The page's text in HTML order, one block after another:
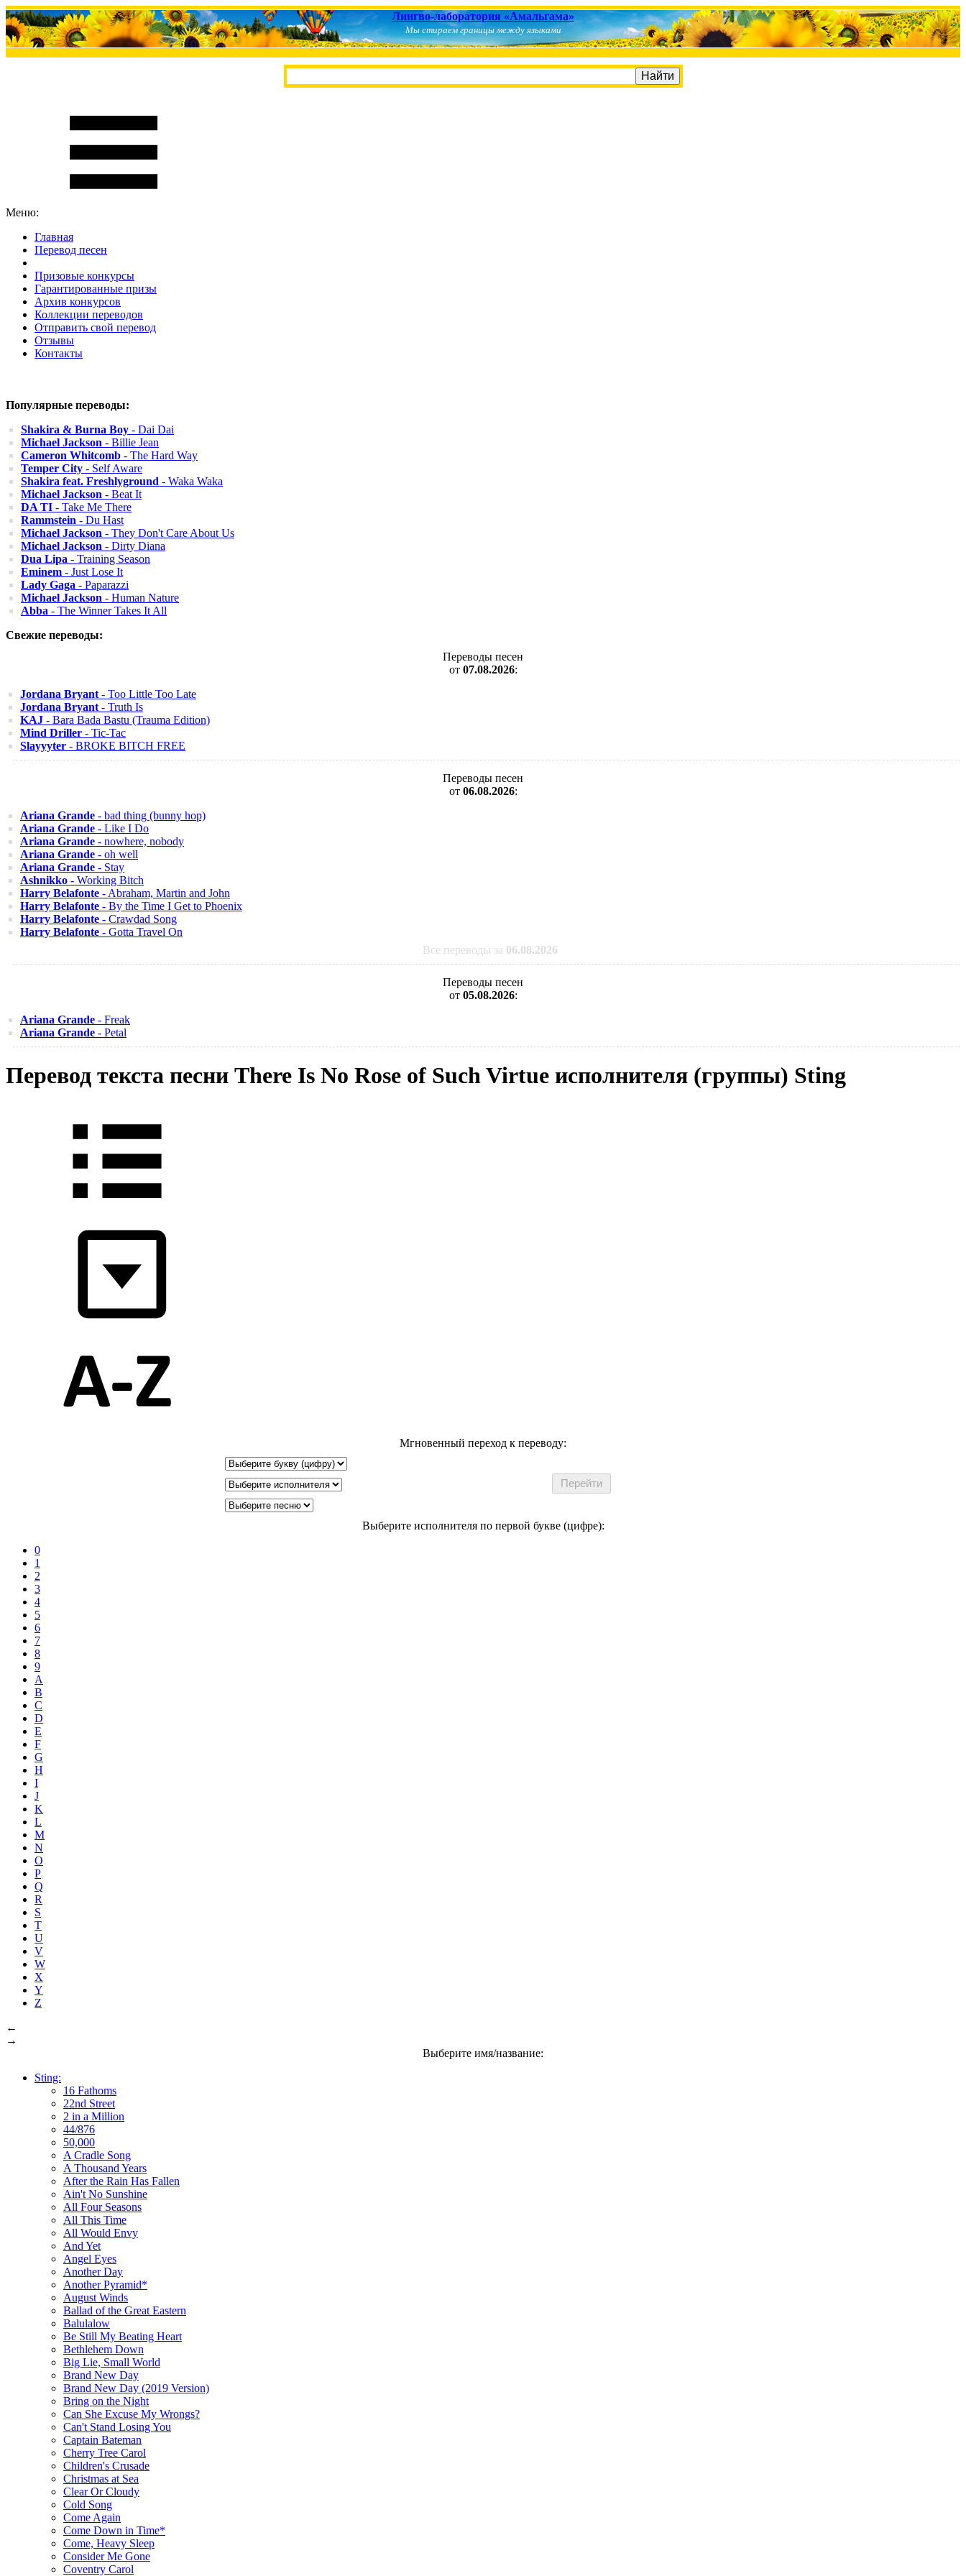
Лингво-лаборатория «Амальгама»
Мы стираем границы между языками
Меню:
Главная
Перевод песен
Призовые конкурсы
Гарантированные призы
Архив конкурсов
Коллекции переводов
Отправить свой перевод
Отзывы
Контакты
Популярные переводы:
Shakira & Burna Boy - Dai Dai
Michael Jackson - Billie Jean
Cameron Whitcomb - The Hard Way
Temper City - Self Aware
Shakira feat. Freshlyground - Waka Waka
Michael Jackson - Beat It
DA TI - Take Me There
Rammstein - Du Hast
Michael Jackson - They Don't Care About Us
Michael Jackson - Dirty Diana
Dua Lipa - Training Season
Eminem - Just Lose It
Lady Gaga - Paparazzi
Michael Jackson - Human Nature
Abba - The Winner Takes It All
Свежие переводы:
Переводы песен
от 07.08.2026:
Jordana Bryant - Too Little Too Late
Jordana Bryant - Truth Is
KAJ - Bara Bada Bastu (Trauma Edition)
Mind Driller - Tic-Tac
Slayyyter - BROKE BITCH FREE
Переводы песен
от 06.08.2026:
Ariana Grande - bad thing (bunny hop)
Ariana Grande - Like I Do
Ariana Grande - nowhere, nobody
Ariana Grande - oh well
Ariana Grande - Stay
Ashnikko - Working Bitch
Harry Belafonte - Abraham, Martin and John
Harry Belafonte - By the Time I Get to Phoenix
Harry Belafonte - Crawdad Song
Harry Belafonte - Gotta Travel On
Все переводы за 06.08.2026
Переводы песен
от 05.08.2026:
Ariana Grande - Freak
Ariana Grande - Petal
Перевод текста песни There Is No Rose of Such Virtue исполнителя (группы) Sting
Мгновенный переход к переводу:
Выберите исполнителя по первой букве (цифре):
0
1
2
3
4
5
6
7
8
9
A
B
C
D
E
F
G
H
I
J
K
L
M
N
O
P
Q
R
S
T
U
V
W
X
Y
Z
←
→
Выберите имя/название:
Sting:
16 Fathoms
22nd Street
2 in a Million
44/876
50,000
A Cradle Song
A Thousand Years
After the Rain Has Fallen
Ain't No Sunshine
All Four Seasons
All This Time
All Would Envy
And Yet
Angel Eyes
Another Day
Another Pyramid*
August Winds
Ballad of the Great Eastern
Balulalow
Be Still My Beating Heart
Bethlehem Down
Big Lie, Small World
Brand New Day
Brand New Day (2019 Version)
Bring on the Night
Can She Excuse My Wrongs?
Can't Stand Losing You
Captain Bateman
Cherry Tree Carol
Children's Crusade
Christmas at Sea
Clear Or Cloudy
Cold Song
Come Again
Come Down in Time*
Come, Heavy Sleep
Consider Me Gone
Coventry Carol